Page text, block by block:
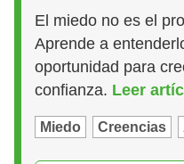
El miedo no es el
Aprende a
oportunidad para
confianza. Leer
Miedo Creencias